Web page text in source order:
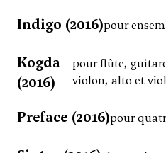
Indigo (2016)pour
Kogda
(2016)
pour flûte,
violon, alto et
Preface (2016)pour